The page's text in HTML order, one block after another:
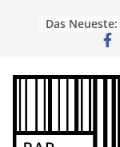
Das Neueste: